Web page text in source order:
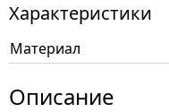
Характеристики
Материал
Описание